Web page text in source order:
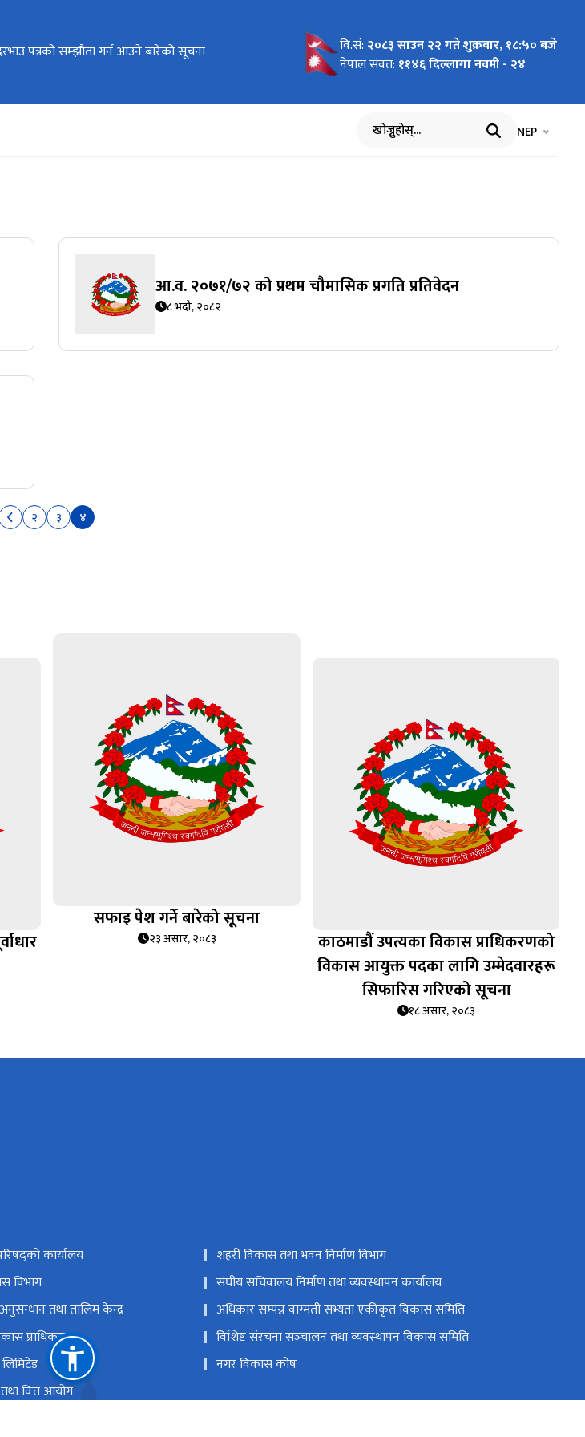
(प्रकाशन मिति : २०८३-०१-१३)
(प्रकाशन मिति : २०८३-०१-११)
पत्रको सम्झौता गर्न आउने बारेको सूचना
सेवा सञ्‍चालन सम्बन्धी सूचना
भएका जिन्सी सामानहरूका बारे सार्वजनिक सूचना वि.सं: २०८३ साउन २२ गते शुक्रबार, १८:५० बजे
नेपाल संवत: ११४६ दिल्लागा नवमी - २४
खोज्नुहोस् भाषा चयन
NEP
आ.व. २०७१/७२ को प्रथम चौमासिक प्रगति प्रतिवेदन
८ भदौ, २०८२
२ ३ ४
सफाइ पेश गर्ने बारेको सूचना
२३ असार, २०८३
काठमाडौं उपत्यका विकास प्राधिकरणको
विकास आयुक्त पदका लागि उम्मेदवारहरू
सिफारिस गरिएको सूचना
१८ असार, २०८३
कार्यालय
शहरी विकास तथा भवन निर्माण विभाग
विभाग
संघीय सचिवालय निर्माण तथा व्यवस्थापन कार्यालय
अनुसन्धान तथा तालिम केन्द्र
अधिकार सम्पन्न वाग्मती सभ्यता एकीकृत विकास समिति
प्राधिकरण
विशिष्ट संरचना सञ्‍चालन तथा व्यवस्थापन विकास समिति
नगर विकास कोष
तथा वित्त आयोग